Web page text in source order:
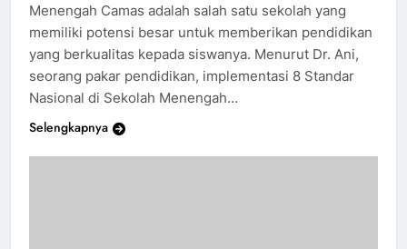
Menengah Camas adalah salah satu sekolah yang
memiliki potensi besar untuk memberikan pendidikan
yang berkualitas kepada siswanya. Menurut Dr. Ani,
seorang pakar pendidikan, implementasi 8 Standar
Nasional di Sekolah Menengah…
Selengkapnya